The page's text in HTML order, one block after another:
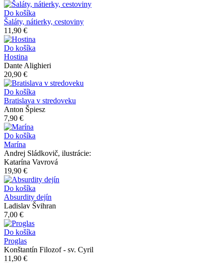
Do košíka
Šaláty, nátierky, cestoviny
11,90 €
Do košíka
Hostina
Dante Alighieri
20,90 €
Do košíka
Bratislava v stredoveku
Anton Špiesz
7,90 €
Do košíka
Marína
Andrej Sládkovič, ilustrácie:
Katarína Vavrová
19,90 €
Do košíka
Absurdity dejín
Ladislav Švihran
7,00 €
Do košíka
Proglas
Konštantín Filozof - sv. Cyril
11,90 €